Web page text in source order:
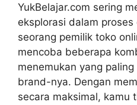
YukBelajar.com sering
eksplorasi dalam
seorang pemilik toko
mencoba beberapa
menemukan yang
brand-nya. Dengan
secara maksimal, kamu